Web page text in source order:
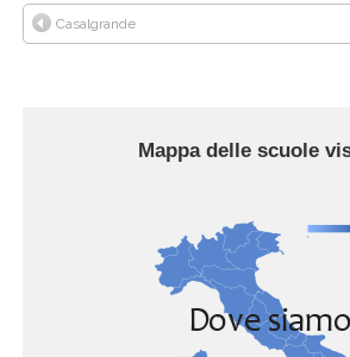
Casalgrande
Mappa delle scuole